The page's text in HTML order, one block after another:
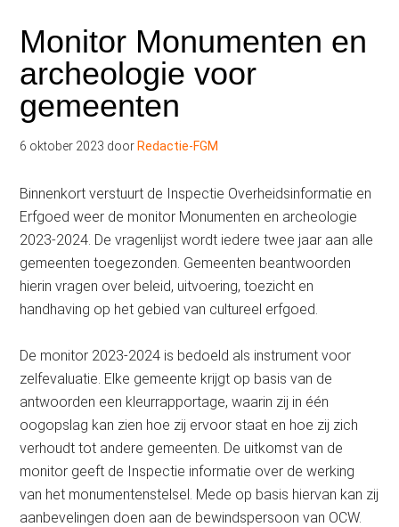
Monitor Monumenten en
archeologie voor
gemeenten
6 oktober 2023 door Redactie-FGM
Binnenkort verstuurt de Inspectie Overheidsinformatie en
Erfgoed weer de monitor Monumenten en archeologie
2023-2024. De vragenlijst wordt iedere twee jaar aan alle
gemeenten toegezonden. Gemeenten beantwoorden
hierin vragen over beleid, uitvoering, toezicht en
handhaving op het gebied van cultureel erfgoed.
De monitor 2023-2024 is bedoeld als instrument voor
zelfevaluatie. Elke gemeente krijgt op basis van de
antwoorden een kleurrapportage, waarin zij in één
oogopslag kan zien hoe zij ervoor staat en hoe zij zich
verhoudt tot andere gemeenten. De uitkomst van de
monitor geeft de Inspectie informatie over de werking
van het monumentenstelsel. Mede op basis hiervan kan zij
aanbevelingen doen aan de bewindspersoon van OCW.